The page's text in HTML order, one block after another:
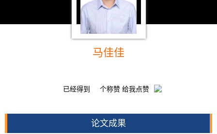
马佳佳
已经得到 个称赞 给我点赞
论文成果